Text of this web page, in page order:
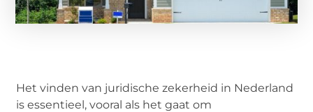
Het vinden van juridische zekerheid in Nederland
is essentieel, vooral als het gaat om